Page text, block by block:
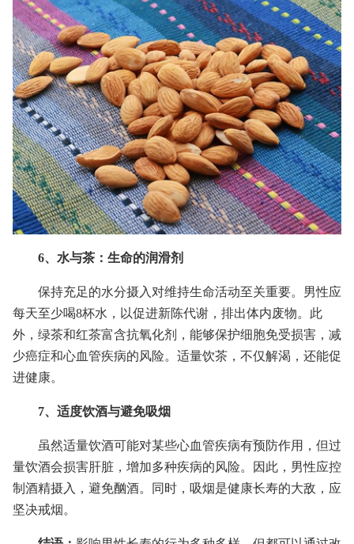
6、水与茶：生命的润滑剂
保持充足的水分摄入对维持生命活动至关重要。男性应
每天至少喝8杯水，以促进新陈代谢，排出体内废物。此
外，绿茶和红茶富含抗氧化剂，能够保护细胞免受损害，减
少癌症和心血管疾病的风险。适量饮茶，不仅解渴，还能促
进健康。
7、适度饮酒与避免吸烟
虽然适量饮酒可能对某些心血管疾病有预防作用，但过
量饮酒会损害肝脏，增加多种疾病的风险。因此，男性应控
制酒精摄入，避免酗酒。同时，吸烟是健康长寿的大敌，应
坚决戒烟。